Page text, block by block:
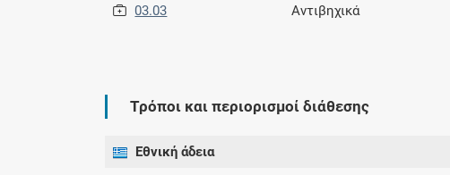
03.03 Αντιβηχικά
Τρόποι και περιορισμοί διάθεσης
Εθνική άδεια